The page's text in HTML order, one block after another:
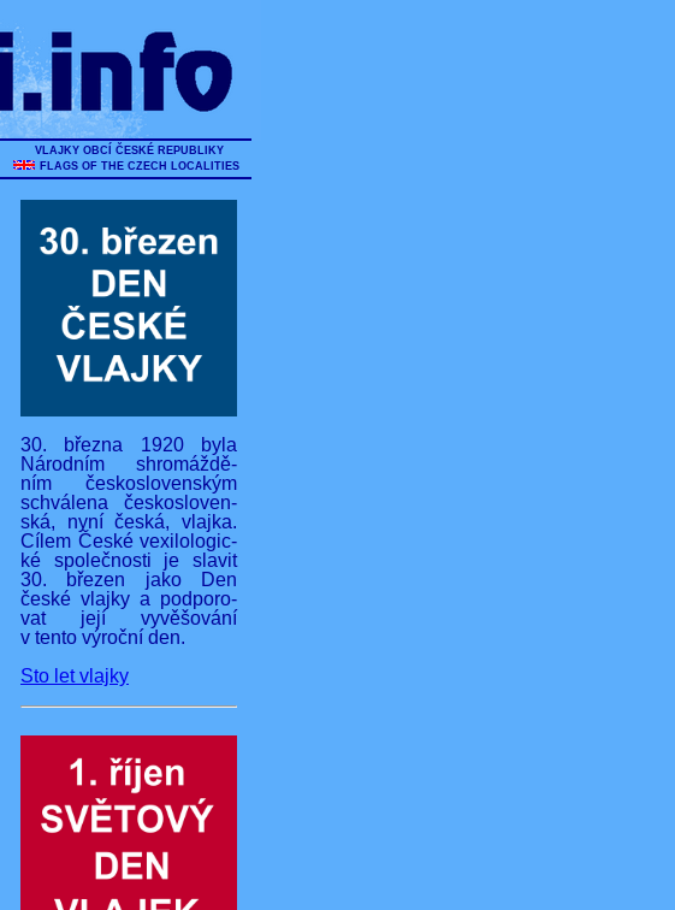
VLAJKY OBCÍ ČESKÉ REPUBLIKY
FLAGS OF THE CZECH LOCALITIES
30. března 1920 byla
Národním shromáždě-
ním československým
schválena českosloven-
ská, nyní česká, vlajka.
Cílem České vexilologic-
ké společnosti je slavit
30. březen jako Den
české vlajky a podporo-
vat její vyvěšování
v tento výroční den.
Sto let vlajky